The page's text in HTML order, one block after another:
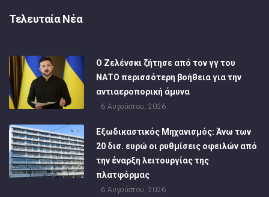
Τελευταία Νέα
Ο Ζελένσκι ζήτησε από τον γγ του
ΝΑΤΟ περισσότερη βοήθεια για την
αντιαεροπορική άμυνα
6 Αυγούστου, 2026
Εξωδικαστικός Μηχανισμός: Άνω των
20 δισ. ευρώ οι ρυθμίσεις οφειλών από
την έναρξη λειτουργίας της
πλατφόρμας
6 Αυγούστου, 2026